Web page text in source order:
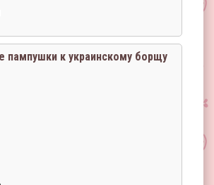
пампушки к украинскому борщу